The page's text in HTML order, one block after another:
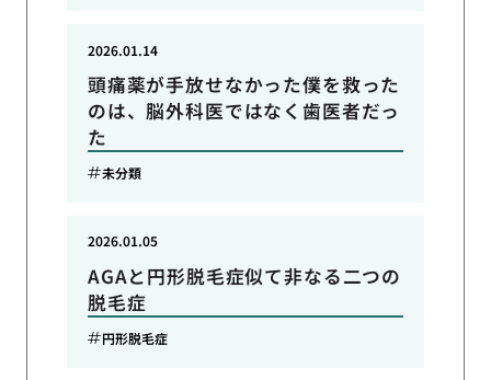
頭痛薬が手放せなかった僕を救った
のは、脳外科医ではなく歯医者だっ
た
2026.01.14
未分類
AGAと円形脱毛症似て非なる二つの
脱毛症
2026.01.05
円形脱毛症